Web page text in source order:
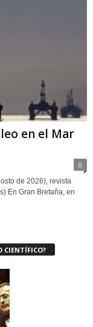
en el Mar
0
de 2026), revista
En Gran Bretaña, en
CIENTÍFICO?